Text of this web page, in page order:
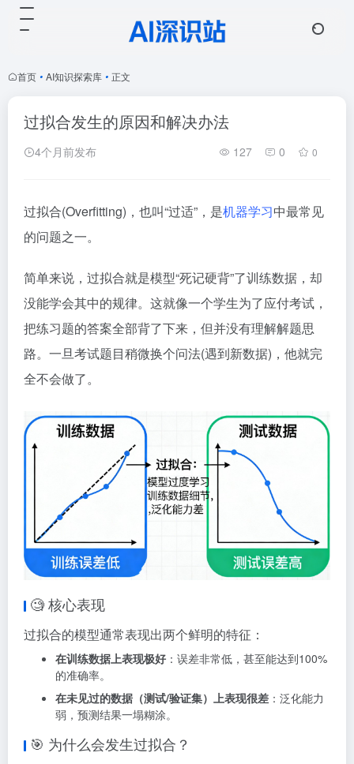
首页 • AI知识探索库 • 正文
过拟合发生的原因和解决办法
4个月前发布 127 0 0
过拟合(Overfitting)，也叫“过适”，是机器学习中最常见
的问题之一。
简单来说，过拟合就是模型“死记硬背”了训练数据，却
没能学会其中的规律。这就像一个学生为了应付考试，
把练习题的答案全部背了下来，但并没有理解解题思
路。一旦考试题目稍微换个问法(遇到新数据)，他就完
全不会做了。
🧐 核心表现
过拟合的模型通常表现出两个鲜明的特征：
在训练数据上表现极好 ：误差非常低，甚至能达到100%
的准确率。
在未见过的数据（测试/验证集）上表现很差 ：泛化能力
弱，预测结果一塌糊涂。
🎯 为什么会发生过拟合？